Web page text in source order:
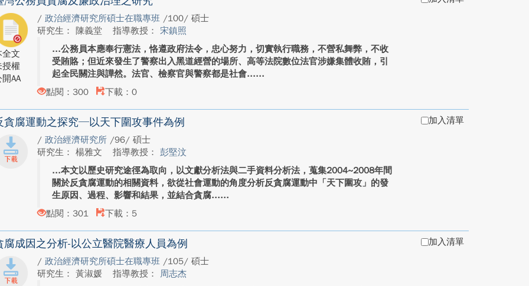
全文
授權
AA
/政治經濟研究所碩士在職專班 /100/ 碩士
研究生： 陳義堂
指導教授：宋鎮照
公務員本應奉行憲法，恪遵政府法令，忠心努力，切實執行職務，不營私舞弊，不收
受賄賂；但近來發生了警察出入黑道經營的場所、高等法院數位法官涉嫌集體收賄，引
起全民關注與譁然。法官、檢察官與警察都是社會...
點閱：300
下載：0
貪腐運動之探究─以天下圍攻事件為例
/政治經濟研究所 /96/ 碩士
研究生： 楊雅文
指導教授：彭堅汶
本文以歷史研究途徑為取向，以文獻分析法與二手資料分析法，蒐集2004~2008年間
關於反貪腐運動的相關資料，欲從社會運動的角度分析反貪腐運動中「天下圍攻」的發
生原因、過程、影響和結果，並結合貪腐...
點閱：301
下載：5
加入清單
腐成因之分析-以公立醫院醫療人員為例
/政治經濟研究所碩士在職專班 /105/ 碩士
研究生： 黃淑媛
指導教授： 周志杰
加入清單